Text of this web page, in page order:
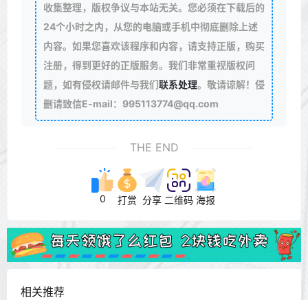
收集整理，版权争议与本站无关。您必须在下载后的
24个小时之内，从您的电脑或手机中彻底删除上述
内容。如果您喜欢该程序和内容，请支持正版，购买
注册，得到更好的正版服务。我们非常重视版权问
题，如有侵权请邮件与我们联系处理。敬请谅解！侵
删请致信E-mail：995113774@qq.com
THE END
0 打赏 分享 二维码 海报
相关推荐